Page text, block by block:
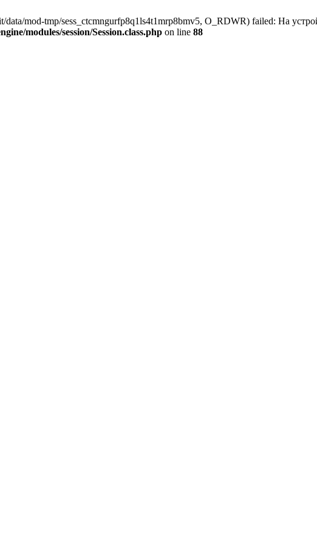
data/mod-tmp/sess_ctcmngurfp8q1ls4t1mrp8bmv5, O_RDWR) failed: На
modules/session/Session.class.php on line 88